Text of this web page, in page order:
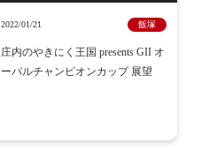
2022/01/21 飯塚
庄内のやきにく王国 presents GII オ
ーバルチャンピオンカップ 展望